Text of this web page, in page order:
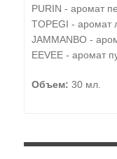
PURIN - аромат
TOPEGI - аромат
JAMMANBO -
EEVEE - аромат
Объем: 30 мл.